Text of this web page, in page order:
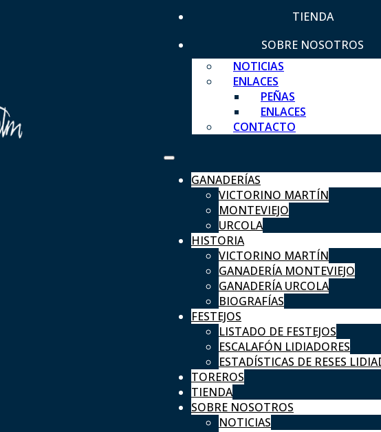
TIENDA
SOBRE NOSOTROS
NOTICIAS
ENLACES
PEÑAS
ENLACES
CONTACTO
GANADERÍAS
VICTORINO MARTÍN
MONTEVIEJO
URCOLA
HISTORIA
VICTORINO MARTÍN
GANADERÍA MONTEVIEJO
GANADERÍA URCOLA
BIOGRAFÍAS
FESTEJOS
LISTADO DE FESTEJOS
ESCALAFÓN LIDIADORES
ESTADÍSTICAS DE RESES
TOREROS
TIENDA
SOBRE NOSOTROS
NOTICIAS